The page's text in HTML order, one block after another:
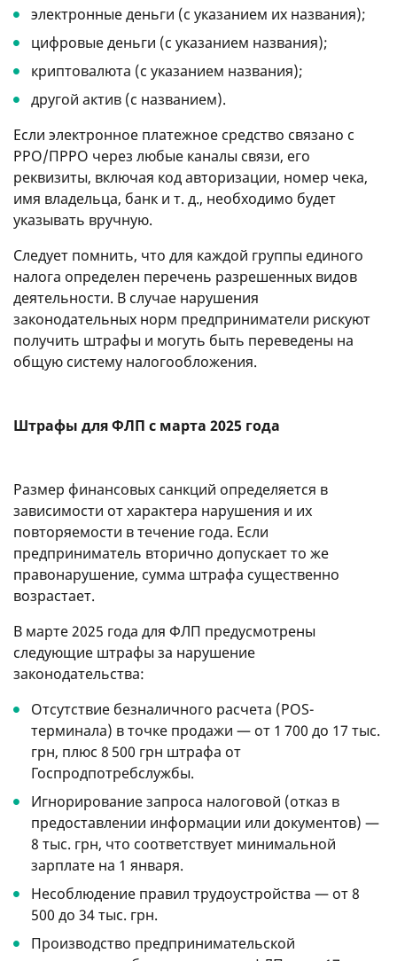
электронные деньги (с указанием их названия);
цифровые деньги (с указанием названия);
криптовалюта (с указанием названия);
другой актив (с названием).
Если электронное платежное средство связано с
РРО/ПРРО через любые каналы связи, его
реквизиты, включая код авторизации, номер чека,
имя владельца, банк и т. д., необходимо будет
указывать вручную.
Следует помнить, что для каждой группы единого
налога определен перечень разрешенных видов
деятельности. В случае нарушения
законодательных норм предприниматели рискуют
получить штрафы и могуть быть переведены на
общую систему налогообложения.
Штрафы для ФЛП с марта 2025 года
Размер финансовых санкций определяется в
зависимости от характера нарушения и их
повторяемости в течение года. Если
предприниматель вторично допускает то же
правонарушение, сумма штрафа существенно
возрастает.
В марте 2025 года для ФЛП предусмотрены
следующие штрафы за нарушение
законодательства:
Отсутствие безналичного расчета (POS-
терминала) в точке продажи — от 1 700 до 17 тыс.
грн, плюс 8 500 грн штрафа от
Госпродпотребслужбы.
Игнорирование запроса налоговой (отказ в
предоставлении информации или документов) —
8 тыс. грн, что соответствует минимальной
зарплате на 1 января.
Несоблюдение правил трудоустройства — от 8
500 до 34 тыс. грн.
Производство предпринимательской